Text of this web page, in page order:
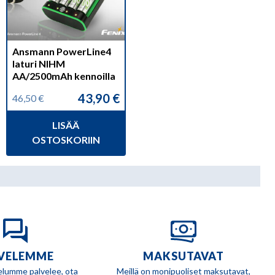
Ansmann PowerLine4
laturi NIHM
AA/2500mAh kennoilla
46,50€
Alkuperäinen
46,50 €.
43,90 €
Nykyinen
43,90 €.
LISÄÄ
OSTOSKORIIN
palvelee, ota
MAKSUTAVAT
Meillä on monipuoliset maksutavat,